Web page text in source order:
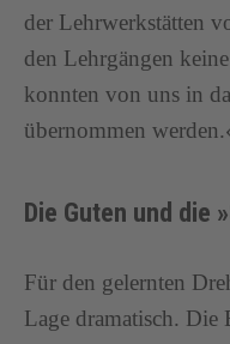
der Lehrwerkstätten
den Lehrgängen
konnten von uns in
übernommen
Die Guten und die
Für den gelernten
Lage dramatisch. Die